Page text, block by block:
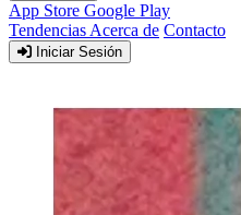
App Store Google Play
Tendencias Acerca de Contacto
Iniciar Sesión